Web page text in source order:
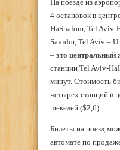
На поезде из
4 остановок в
HaShalom, Tel Aviv-
Savidor, Tel Aviv –
– это центральный
станции Tel Aviv-
минут. Стоимость
четырех станций в
шекелей ($2,6).
Билеты на поезд
автомате по